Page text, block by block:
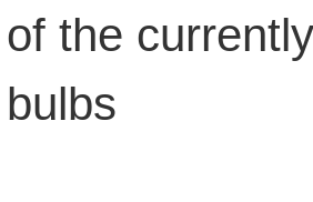
of the
bulbs